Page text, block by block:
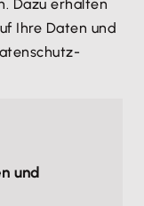
Dazu erhalten
Ihre Daten und
und